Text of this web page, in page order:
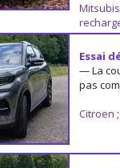
Essai
— La
pas
Citroen ;